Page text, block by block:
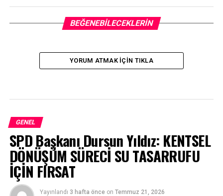
BEĞENEBILECEKLERIN
YORUM ATMAK IÇIN TIKLA
GENEL
SPD Başkanı Dursun Yıldız: KENTSEL
DÖNÜŞÜM SÜRECİ SU TASARRUFU
İÇİN FIRSAT
Yayınlandı 3 hafta önce on Temmuz 21, 2026